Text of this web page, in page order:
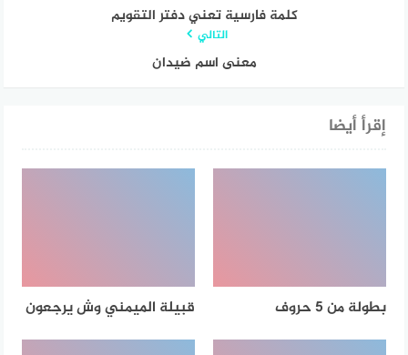
كلمة فارسية تعني دفتر التقويم
التالي
معنى اسم ضيدان
إقرأ أيضا
بطولة من 5 حروف قبيلة الميمني وش يرجعون